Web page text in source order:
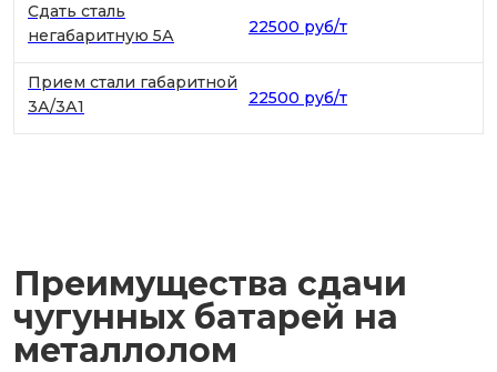
Сдать сталь
негабаритную 5А
22500 руб/т
Прием стали габаритной
3А/3А1
22500 руб/т
Преимущества сдачи
чугунных батарей на
металлолом